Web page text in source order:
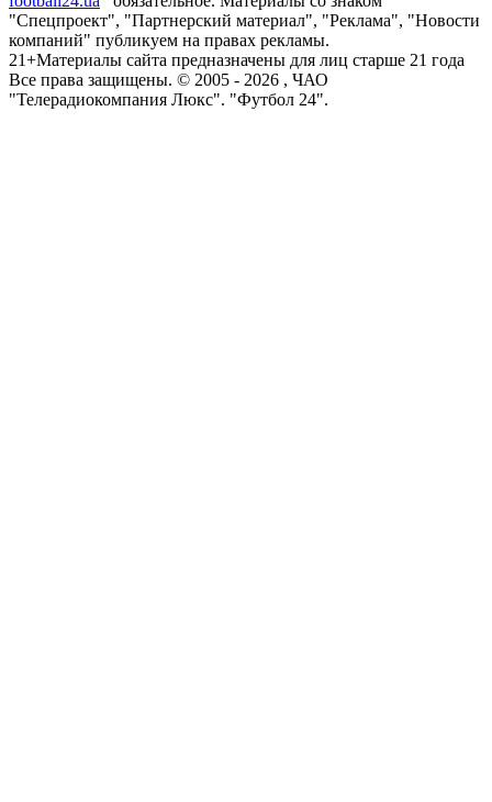
"Спецпроект", "Партнерский материал", "Реклама", "Новости
компаний" публикуем на правах рекламы.
21+Материалы сайта предназначены для лиц старше 21 года
Все права защищены. © 2005 - 2026 , ЧАО
"Телерадиокомпания Люкс". "Футбол 24".